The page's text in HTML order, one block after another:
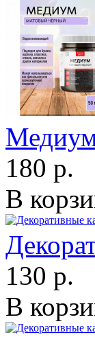
180 р.
В
130 р.
В